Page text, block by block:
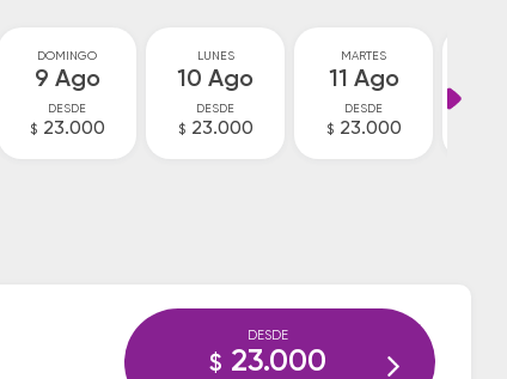
DOMINGO
9 Ago
DESDE
$ 23.000
LUNES
10 Ago
DESDE
$ 23.000
MARTES
11 Ago
DESDE
$ 23.000
DESDE
$ 23.000